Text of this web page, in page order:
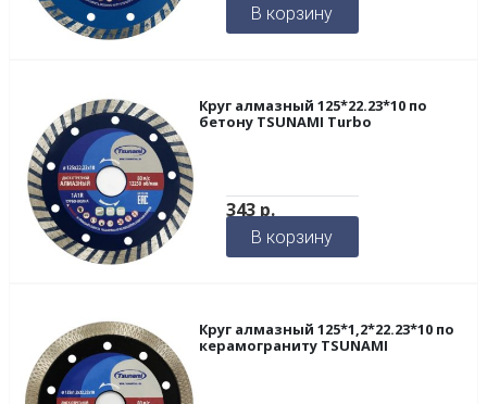
В корзину
Круг алмазный 125*22.23*10 по
бетону TSUNAMI Turbo
343р.
В корзину
Круг алмазный 125*1,2*22.23*10 по
керамограниту TSUNAMI